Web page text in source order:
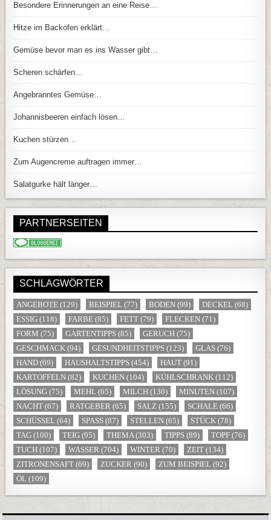
Besondere Erinnerungen an eine Reise…
Hitze im Backofen erklärt…
Gemüse bevor man es ins Wasser gibt…
Scheren schärfen…
Angebranntes Gemüse…
Johannisbeeren einfach lösen…
Kuchen stürzen…
Zum Augencreme auftragen immer…
Salatgurke hält länger…
PARTNERSEITEN
SCHLAGWÖRTER
ANGEBOTE (129) BEISPIEL (77) BODEN (99) DECKEL (68)
ESSIG (118) FARBE (85) FETT (79) FLECKEN (71)
FORM (75) GARTENTIPPS (85) GERUCH (75)
GESCHMACK (94) GESUNDHEITSTIPPS (123) GLAS (76)
HAND (69) HAUSHALTSTIPPS (454) HAUT (91)
KARTOFFELN (82) KUCHEN (104) KÜHLSCHRANK (112)
LÖSUNG (75) MEHL (65) MILCH (130) MINUTEN (107)
NACHT (67) RATGEBER (65) SALZ (155) SCHALE (66)
SCHÜSSEL (64) SPASS (87) STELLEN (65) STÜCK (78)
TAG (100) TEIG (95) THEMA(303) TIPPS (89) TOPF (76)
TUCH (107) WASSER (704) WINTER (70) ZEIT (134)
ZITRONENSAFT (69) ZUCKER (90) ZUM BEISPIEL (92)
ÖL (109)